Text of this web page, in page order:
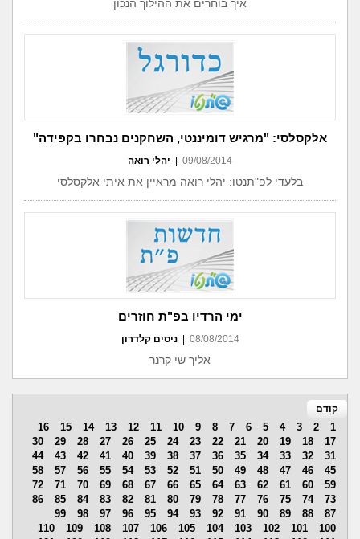
איך בוחרים את ההילוך הנכון
אלקסלסי: "מרגיש דומיננטי, השחקנים נבחרו בקפידה"
09/08/2014 יהלי רואה
בלעדי לפ"תנטו: יהלי רואה מראיין את איתי אלקסלסי
ימי הרדיו בפ"ת חוזרים
08/08/2014 ניסים קלדרון
אליך שי קרנר
קודם
1
2
3
4
5
6
7
8
9
10
11
12
13
14
15
16
17
18
19
20
21
22
23
24
25
26
27
28
29
30
31
32
33
34
35
36
37
38
39
40
41
42
43
44
45
46
47
48
49
50
51
52
53
54
55
56
57
58
59
60
61
62
63
64
65
66
67
68
69
70
71
72
73
74
75
76
77
78
79
80
81
82
83
84
85
86
87
88
89
90
91
92
93
94
95
96
97
98
99
100
101
102
103
104
105
106
107
108
109
110